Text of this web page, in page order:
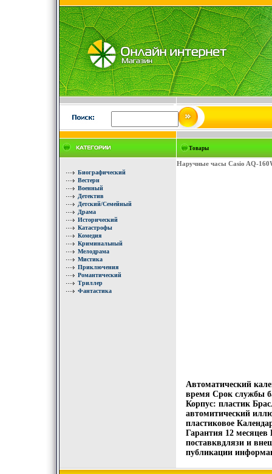
Биографический
Вестерн
Военный
Детектив
Детский/Семейный
Драма
Исторический
Катастрофы
Комедия
Криминальный
Мелодрама
Мистика
Приключения
Романтический
Триллер
Фантастика
Товары
Наручные часы Casio AQ-
Автоматический
время Срок службы
Корпус: пластик
автомитический
пластиковое
Гарантия 12 месяцев
поставквдлязи и
публикации